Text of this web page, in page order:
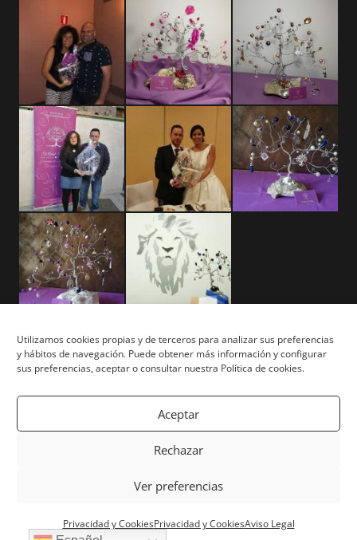
Utilizamos cookies propias y de terceros para analizar sus preferencias
y hábitos de navegación. Puede obtener más información y configurar
sus preferencias, aceptar o consultar nuestra Política de cookies.
Aceptar
Rechazar
Ver preferencias
Privacidad y CookiesPrivacidad y CookiesAviso Legal
Aviso Legal
Privacidad y Cookies
Mapa del Sitio
reservados. | Powered byWhite Lion Studio